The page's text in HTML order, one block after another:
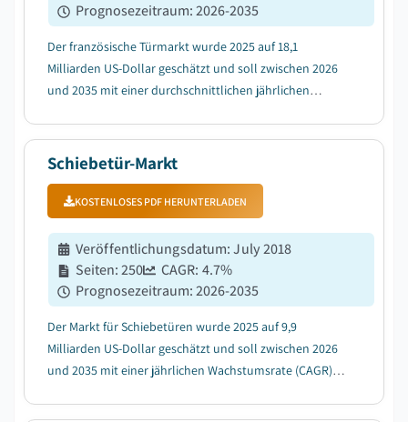
Prognosezeitraum:2026-2035
Der französische Türmarkt wurde 2025 auf 18,1
Milliarden US-Dollar geschätzt und soll zwischen 2026
und 2035 mit einer durchschnittlichen jährlichen
Schiebetür-Markt
KOSTENLOSES PDF HERUNTERLADEN
Veröffentlichungsdatum:July 2018
Seiten:250 CAGR: 4.7%
Prognosezeitraum:2026-2035
Der Markt für Schiebetüren wurde 2025 auf 9,9
Milliarden US-Dollar geschätzt und soll zwischen 2026
und 2035 mit einer jährlichen Wachstumsrate (CAGR)